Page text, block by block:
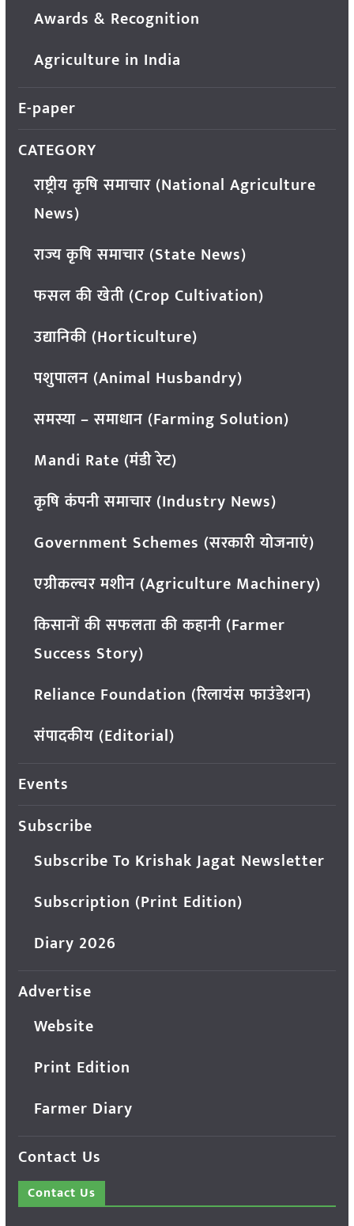
Awards & Recognition
Agriculture in India
E-paper
CATEGORY
राष्ट्रीय कृषि समाचार (National Agriculture
News)
राज्य कृषि समाचार (State News)
फसल की खेती (Crop Cultivation)
उद्यानिकी (Horticulture)
पशुपालन (Animal Husbandry)
समस्या – समाधान (Farming Solution)
Mandi Rate (मंडी रेट)
कृषि कंपनी समाचार (Industry News)
Government Schemes (सरकारी योजनाएं)
एग्रीकल्चर मशीन (Agriculture Machinery)
किसानों की सफलता की कहानी (Farmer
Success Story)
Reliance Foundation (रिलायंस फाउंडेशन)
संपादकीय (Editorial)
Events
Subscribe
Subscribe To Krishak Jagat Newsletter
Subscription (Print Edition)
Diary 2026
Advertise
Website
Print Edition
Farmer Diary
Contact Us
Contact Us